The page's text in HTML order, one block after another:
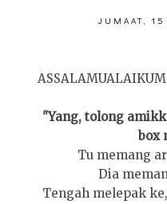
JUMAAT,
"Yang, tolong
box
Tu memang
Dia
Tengah melepak